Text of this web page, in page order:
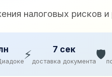
налоговых рисков
⚡ 7 сек
доставка документа🛡️